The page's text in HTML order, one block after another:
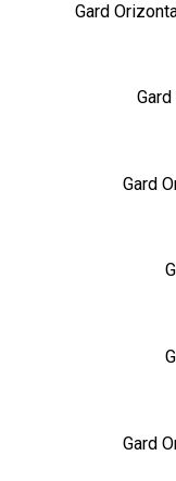
Gard
Gard
Gard